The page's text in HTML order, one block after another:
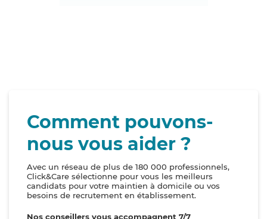
Comment pouvons-
nous vous aider ?
Avec un réseau de plus de 180 000 professionnels,
Click&Care sélectionne pour vous les meilleurs
candidats pour votre maintien à domicile ou vos
besoins de recrutement en établissement.
Nos conseillers vous accompagnent 7/7